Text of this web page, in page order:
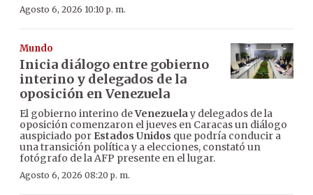
Agosto 6, 2026 10:10 p. m.
Mundo
Inicia diálogo entre gobierno
interino y delegados de la
oposición en Venezuela
El gobierno interino deVenezuelay delegados de la
oposición comenzaron el jueves en Caracas un diálogo
auspiciado por Estados Unidos que podría conducir a
una transición política y a elecciones, constató un
fotógrafo de la AFP presente en el lugar.
Agosto 6, 2026 08:20 p. m.